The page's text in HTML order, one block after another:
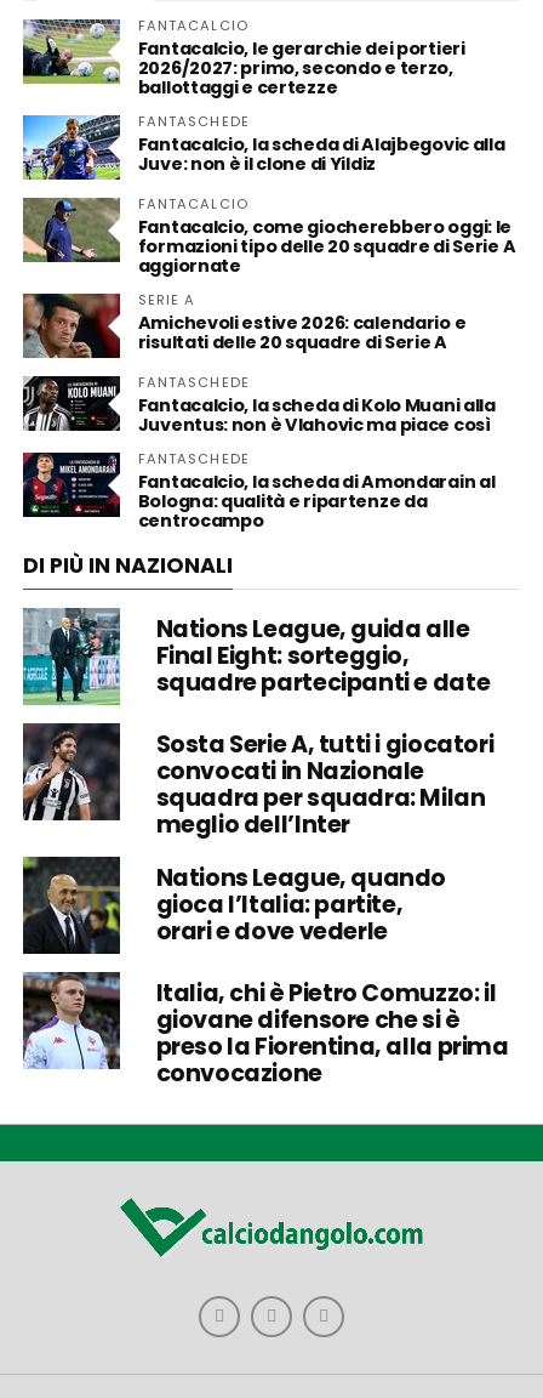
FANTACALCIO
Fantacalcio, le gerarchie dei portieri
2026/2027: primo, secondo e terzo,
ballottaggi e certezze
FANTASCHEDE
Fantacalcio, la scheda di Alajbegovic alla
Juve: non è il clone di Yildiz
FANTACALCIO
Fantacalcio, come giocherebbero oggi: le
formazioni tipo delle 20 squadre di Serie A
aggiornate
SERIE A
Amichevoli estive 2026: calendario e
risultati delle 20 squadre di Serie A
FANTASCHEDE
Fantacalcio, la scheda di Kolo Muani alla
Juventus: non è Vlahovic ma piace così
FANTASCHEDE
Fantacalcio, la scheda di Amondarain al
Bologna: qualità e ripartenze da
centrocampo
DI PIÙ IN NAZIONALI
Nations League, guida alle
Final Eight: sorteggio,
squadre partecipanti e date
Sosta Serie A, tutti i giocatori
convocati in Nazionale
squadra per squadra: Milan
meglio dell’Inter
Nations League, quando
gioca l’Italia: partite,
orari e dove vederle
Italia, chi è Pietro Comuzzo: il
giovane difensore che si è
preso la Fiorentina, alla prima
convocazione